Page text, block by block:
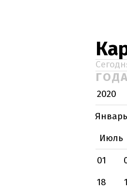
ГОДА
2020
Январь
Июль
01
18